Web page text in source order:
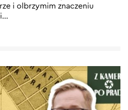
i olbrzymim znaczeniu
…